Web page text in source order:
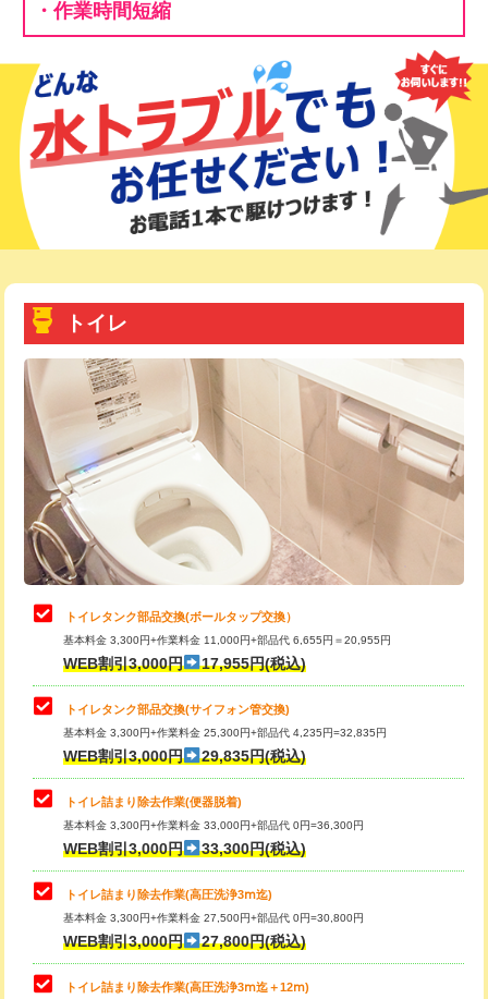
・作業時間短縮
トイレ
トイレタンク部品交換(ボールタップ交換）
基本料金 3,300円+作業料金 11,000円+部品代 6,655円＝20,955円
WEB割引3,000円 17,955円(税込)
トイレタンク部品交換(サイフォン管交換)
基本料金 3,300円+作業料金 25,300円+部品代 4,235円=32,835円
WEB割引3,000円 29,835円(税込)
トイレ詰まり除去作業(便器脱着)
基本料金 3,300円+作業料金 33,000円+部品代 0円=36,300円
WEB割引3,000円 33,300円(税込)
トイレ詰まり除去作業(高圧洗浄3ⅿ迄)
基本料金 3,300円+作業料金 27,500円+部品代 0円=30,800円
WEB割引3,000円 27,800円(税込)
トイレ詰まり除去作業(高圧洗浄3ⅿ迄＋12ⅿ)